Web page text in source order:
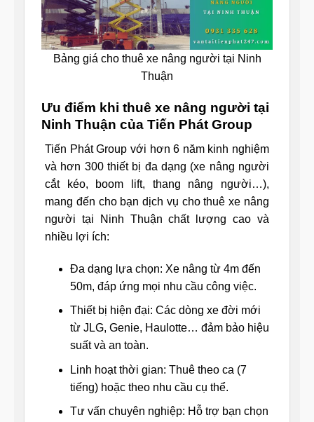
Bảng giá cho thuê xe nâng người tại Ninh
Thuận
Ưu điểm khi thuê xe nâng người tại
Ninh Thuận của Tiến Phát Group
Tiến Phát Group với hơn 6 năm kinh nghiệm
và hơn 300 thiết bị đa dạng (xe nâng người
cắt kéo, boom lift, thang nâng người…),
mang đến cho bạn dịch vụ cho thuê xe nâng
người tại Ninh Thuận chất lượng cao và
nhiều lợi ích:
Đa dạng lựa chọn: Xe nâng từ 4m đến
50m, đáp ứng mọi nhu cầu công việc.
Thiết bị hiện đại: Các dòng xe đời mới
từ JLG, Genie, Haulotte… đảm bảo hiệu
suất và an toàn.
Linh hoạt thời gian: Thuê theo ca (7
tiếng) hoặc theo nhu cầu cụ thể.
Tư vấn chuyên nghiệp: Hỗ trợ bạn chọn